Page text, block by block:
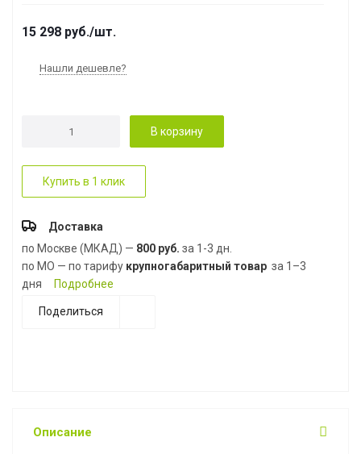
15 298 руб./шт.
Нашли дешевле?
В корзину
Купить в 1 клик
Доставка
по Москве (МКАД) — 800 руб. за 1-3 дн.
по МО — по тарифу крупногабаритный товар за 1–3
дня
Подробнее
Поделиться
Описание